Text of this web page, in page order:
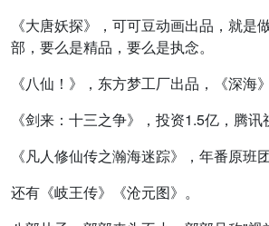
《大唐妖探》，可可豆动画出品，就
部，要么是精品，要么是执念。
《八仙！》，东方梦工厂出品，《深
《剑来：十三之争》，投资1.5亿，腾
《凡人修仙传之瀚海迷踪》，年番原
还有《岐王传》《沧元图》。